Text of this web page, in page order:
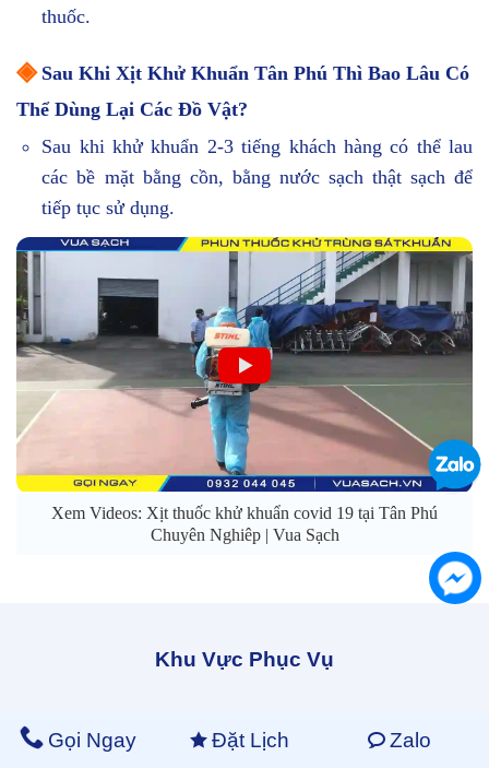
thuốc.
◈Sau Khi Xịt Khử Khuẩn Tân Phú Thì Bao Lâu Có
Thể Dùng Lại Các Đồ Vật?
Sau khi khử khuẩn 2-3 tiếng khách hàng có thể lau
các bề mặt bằng cồn, bằng nước sạch thật sạch để
tiếp tục sử dụng.
Xem Videos: Xịt thuốc khử khuẩn covid 19 tại Tân Phú
Chuyên Nghiêp | Vua Sạch
Khu Vực Phục Vụ
Văn Phòng Hồ Chí Minh
Gọi Ngay Đặt Lịch Zalo